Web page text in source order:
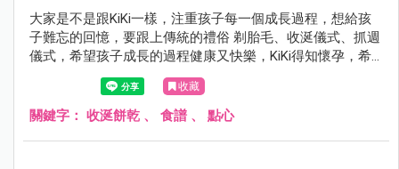
大家是不是跟KiKi一樣，注重孩子每一個成長過程，想給孩
子難忘的回憶，要跟上傳統的禮俗 剃胎毛、收涎儀式、抓週
儀式，希望孩子成長的過程健康又快樂，KiKi得知懷孕，希
望能給肚子裡的寶寶滿滿的愛，心裡想若是在孩子出生後時
間、空間允許的情況下，媽媽親手做收涎餅乾送給我的寶
寶，這是非常有意義的。
收藏
關鍵字： 收涎餅乾 、 食譜 、 點心